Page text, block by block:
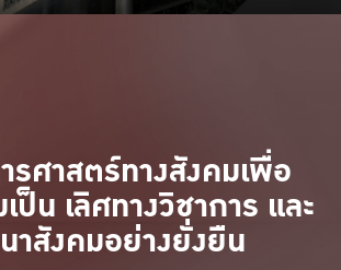
ศาสตร์ทางสังคมเพื่อ
ป็น เลิศทางวิชาการ และ
สังคมอย่างยั่งยืน